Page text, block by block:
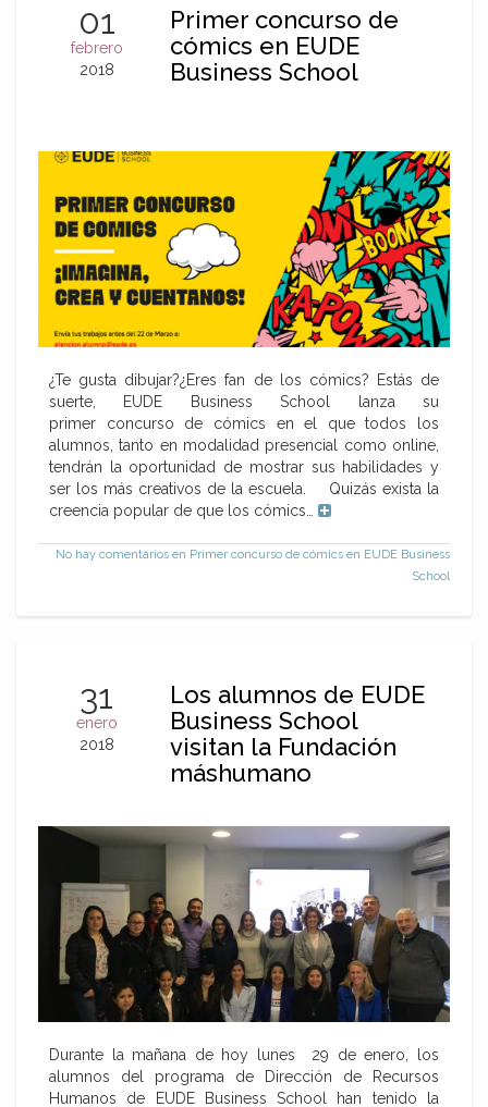
01
febrero
2018
Primer concurso de
cómics en EUDE
Business School
¿Te gusta dibujar?¿Eres fan de los cómics? Estás de
suerte, EUDE Business School lanza su
primer concurso de cómics en el que todos los
alumnos, tanto en modalidad presencial como online,
tendrán la oportunidad de mostrar sus habilidades y
ser los más creativos de la escuela. Quizás exista la
creencia popular de que los cómics…
No hay comentarios en Primer concurso de cómics en EUDE Business
School
31
enero
2018
Los alumnos de EUDE
Business School
visitan la Fundación
máshumano
Durante la mañana de hoy lunes 29 de enero, los
alumnos del programa de Dirección de Recursos
Humanos de EUDE Business School han tenido la